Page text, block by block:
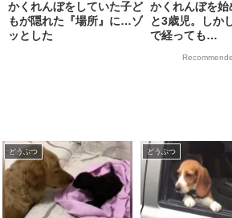
かくれんぼをしていた子ど
もが隠れた『場所』に…ゾ
ッとした
かくれんぼを始
と3歳児。しか
で経っても…
どうぶつ どうぶつ